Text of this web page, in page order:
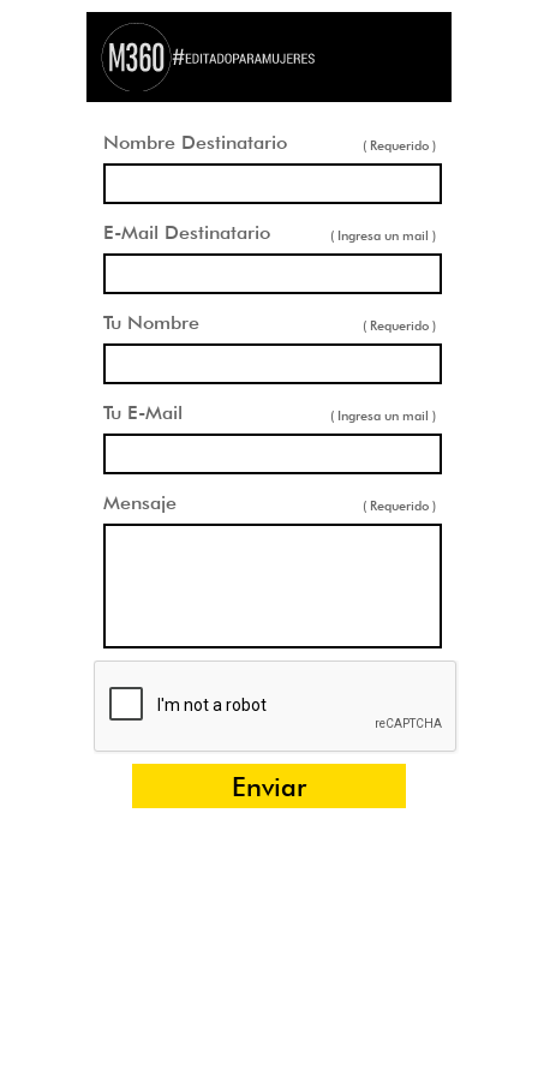
Nombre Destinatario ( Requerido )
E-Mail Destinatario ( Ingresa un mail )
Tu Nombre ( Requerido )
Tu E-Mail ( Ingresa un mail )
Mensaje ( Requerido )